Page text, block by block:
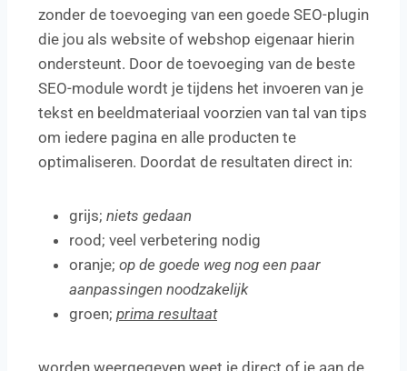
zonder de toevoeging van een goede SEO-plugin
die jou als website of webshop eigenaar hierin
ondersteunt. Door de toevoeging van de beste
SEO-module wordt je tijdens het invoeren van je
tekst en beeldmateriaal voorzien van tal van tips
om iedere pagina en alle producten te
optimaliseren. Doordat de resultaten direct in:
grijs; niets gedaan
rood; veel verbetering nodig
oranje; op de goede weg nog een paar
aanpassingen noodzakelijk
groen; prima resultaat
worden weergegeven weet je direct of je aan de